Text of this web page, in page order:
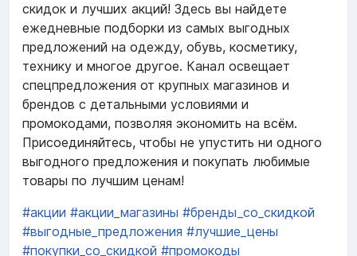
скидок и лучших акций! Здесь вы найдете
ежедневные подборки из самых выгодных
предложений на одежду, обувь, косметику,
технику и многое другое. Канал освещает
спецпредложения от крупных магазинов и
брендов с детальными условиями и
промокодами, позволяя экономить на всём.
Присоединяйтесь, чтобы не упустить ни одного
выгодного предложения и покупать любимые
товары по лучшим ценам!
#акции #акции_магазины #бренды_со_скидкой
#выгодные_предложения #лучшие_цены
#покупки_со_скидкой #промокоды